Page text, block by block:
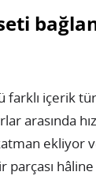
farklı içerik
arasında
ekliyor
parçası